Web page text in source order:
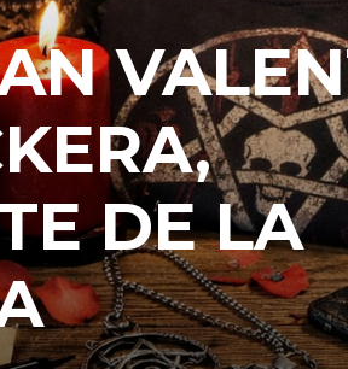
DE LA